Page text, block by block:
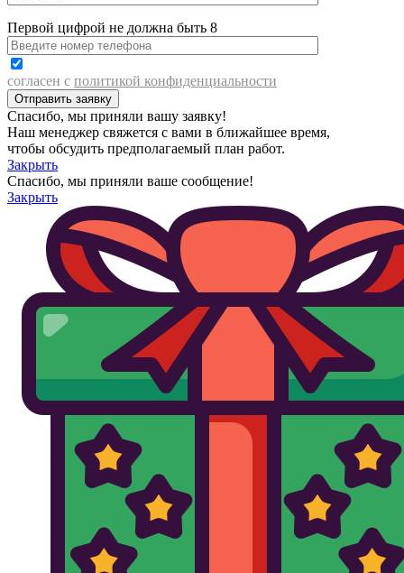
Первой цифрой не должна быть 8
согласен с политикой конфиденциальности
Спасибо, мы приняли вашу заявку!
Наш менеджер свяжется с вами в ближайшее время,
чтобы обсудить предполагаемый план работ.
Закрыть
Спасибо, мы приняли ваше сообщение!
Закрыть